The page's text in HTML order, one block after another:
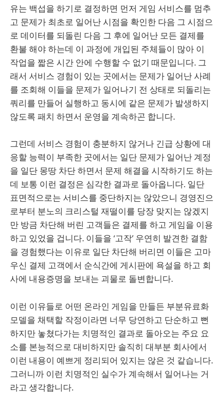
유는 백섭을 하기로 결정하면 먼저 게임 서비스를 멈추
고 문제가 최초로 일어난 시점을 확인한 다음 그 시점으
로 데이터를 되돌린 다음 그 후에 일어난 모든 결제를
환불 해야 하는데 이 과정에 개입된 주체들이 많아 이
작업을 짧은 시간 안에 수행할 수 없기 때문입니다. 그
래서 서비스 경험이 있는 곳에서는 문제가 일어난 사례
를 조회해 이들을 문제가 일어나기 전 상태로 되돌리는
쿼리를 만들어 실행하고 동시에 같은 문제가 발생하지
않도록 패치 하면서 운영을 계속하곤 합니다.
그런데 서비스 경험이 충분하지 않거나 긴급 상황에 대
응할 능력이 부족한 곳에서는 일단 문제가 일어난 계정
을 일단 몽땅 차단 하면서 문제 해결을 시작하기도 하는
데 보통 이런 결정은 심각한 결과로 돌아옵니다. 일단
표면적으로는 서비스를 중단하지는 않았으니 경영진으
로부터 분노의 크리스털 재떨이를 당장 맞지는 않겠지
만 방금 차단해 버린 고객들은 결제를 하고 게임을 이용
하고 있었을 겁니다. 이들을 ‘고작’ 우연히 발견한 결함
을 경험했다는 이유로 일단 차단해 버리면 이들은 고마
우신 결제 고객에서 순식간에 게시판에 욕설을 하고 회
사에 내용증명을 보내는 괴물로 돌변합니다.
이런 이유들로 어떤 온라인 게임을 만들든 부분유료화
모델을 채택할 작정이라면 너무 당연하고 단순하고 뻔
하지만 놓쳤다가는 치명적인 결과로 돌아오는 주요 요
소를 본능적으로 대비하지만 솔직히 대부분 회사에서
이런 내용이 예쁘게 정리되어 있지는 않은 것 같습니다.
그러니까 이런 치명적인 실수가 계속해서 일어나는 거
라고 생각합니다.